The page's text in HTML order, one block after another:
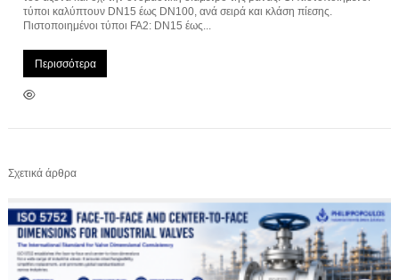
τύποι καλύπτουν DN15 έως DN100, ανά σειρά και κλάση πίεσης.
Πιστοποιημένοι τύποι FA2: DN15 έως...
Περισσότερα
Σχετικά άρθρα